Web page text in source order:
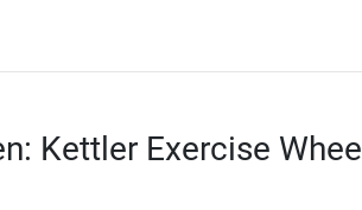
Kettler Exercise Wheel